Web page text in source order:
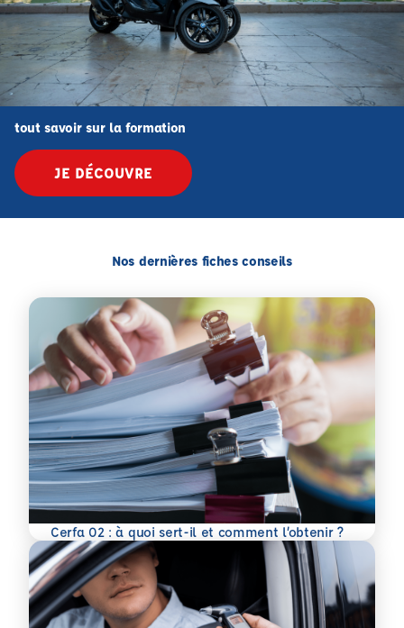
tout savoir sur la formation
JE DÉCOUVRE
Nos dernières fiches conseils
Cerfa 02 : à quoi sert-il et comment l’obtenir ?
En savoir plus